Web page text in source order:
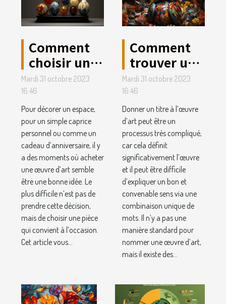
Comment
choisir une
œuvre
d’art ?
Mardi 31 octobre 2023
16:46
Pour décorer un espace,
pour un simple caprice
personnel ou comme un
cadeau d’anniversaire, il y
a des moments où acheter
une œuvre d’art semble
être une bonne idée. Le
plus difficile n’est pas de
prendre cette décision,
mais de choisir une pièce
qui convient à l’occasion.
Cet article vous...
Comment
trouver un
titre de
votre
œuvre
d’art ?
Mardi 31 octobre 2023
16:46
Donner un titre à l’œuvre
d’art peut être un
processus très compliqué,
car cela définit
significativement l’œuvre
et il peut être difficile
d’expliquer un bon et
convenable sens via une
combinaison unique de
mots. Il n’y a pas une
manière standard pour
nommer une œuvre d’art,
mais il existe des...